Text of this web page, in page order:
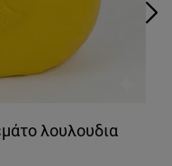
λουλουδια